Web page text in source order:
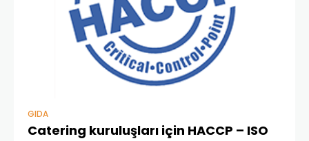
GIDA
Catering kuruluşları için HACCP – ISO